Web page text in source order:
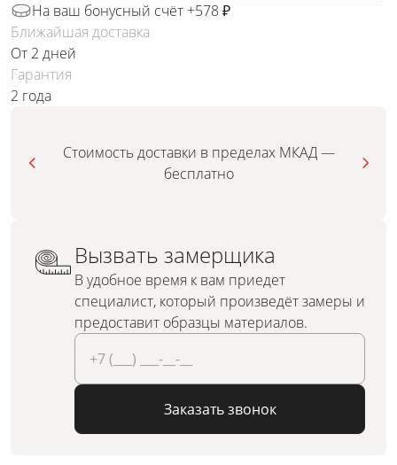
На ваш бонусный счёт +578 ₽
Ближайшая доставка
От 2 дней
Гарантия
2 года
Стоимость доставки в пределах МКАД —
бесплатно
Вызвать замерщика
В удобное время к вам приедет
специалист, который произведёт замеры и
предоставит образцы материалов.
Заказать звонок